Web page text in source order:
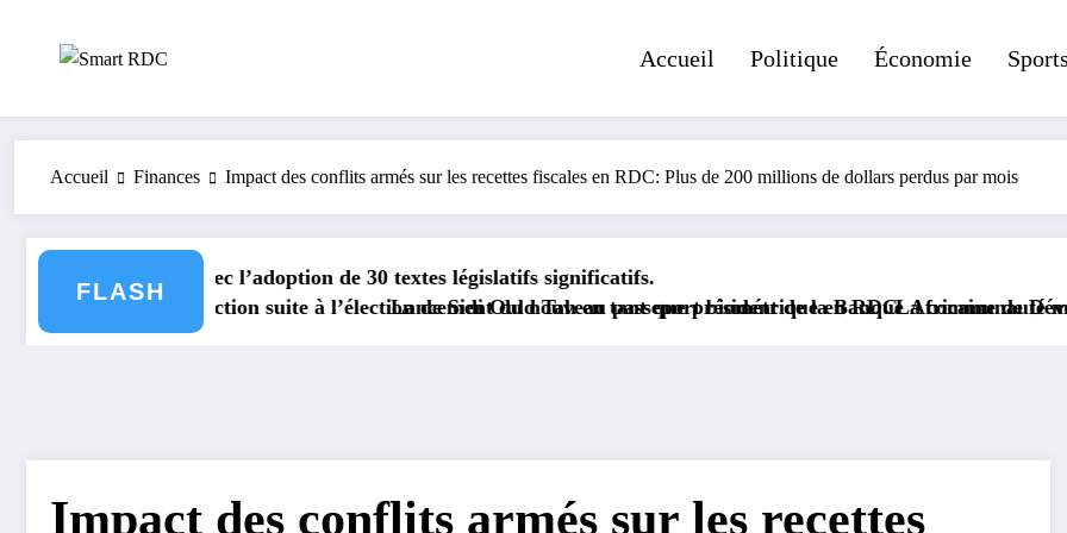
Accueil Politique Économie Sports
Accueil Finances Impact des conflits armés sur les recettes fiscales en RDC: Plus de 200 millions de dollars perdus par mois
FLASH
l’adoption de 30 textes législatifs significatifs.
suite à l’élection de Sidi Ould Tah en tant que président de la Banque Africaine de Développement.
Lancement du nouveau passeport biométrique en RDCLa communauté médiatique
Impact des conflits armés sur les recettes